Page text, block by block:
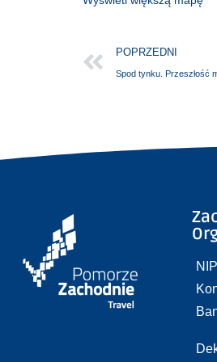
POPRZEDNI
Spod tynku. Przeszłość